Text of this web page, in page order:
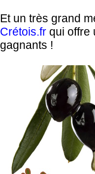
Et un très grand
Crétois.fr qui offre
gagnants !